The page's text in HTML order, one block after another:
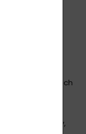
Lavylites majú
výrobkoch
bolestí hlavy,